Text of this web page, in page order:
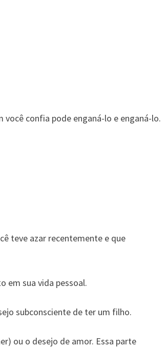
confia pode enganá-lo e enganá-lo.
teve azar recentemente e que
em sua vida pessoal.
subconsciente de ter um filho.
ou o desejo de amor. Essa parte